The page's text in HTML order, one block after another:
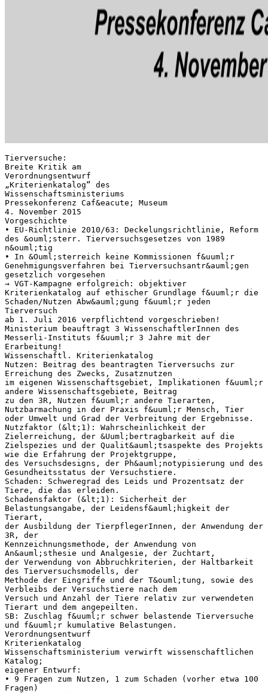
Tierversuche:
Breite Kritik am
Verordnungsentwurf
„Kriterienkatalog“ des
Wissenschaftsministeriums
Pressekonferenz Caf&eacute; Museum
4. November 2015
Vorgeschichte
• EU-Richtlinie 2010/63: Deckelungsrichtlinie, Reform
des &ouml;sterr. Tierversuchsgesetzes von 1989
n&ouml;tig
• In &Ouml;sterreich keine Kommissionen f&uuml;r
Genehmigungsverfahren bei Tierversuchsantr&auml;gen
gesetzlich vorgesehen
→ VGT-Kampagne erfolgreich: objektiver
Kriterienkatalog auf ethischer Grundlage f&uuml;r die
Schaden/Nutzen Abw&auml;gung f&uuml;r jeden
Tierversuch
ab 1. Juli 2016 verpflichtend vorgeschrieben!
Ministerium beauftragt 3 WissenschaftlerInnen des
Messerli-Instituts f&uuml;r 3 Jahre mit der
Erarbeitung!
Wissenschaftl. Kriterienkatalog
Nutzen: Beitrag des beantragten Tierversuchs zur
Erreichung des Zwecks, Zusatznutzen
im eigenen Wissenschaftsgebiet, Implikationen f&uuml;r
andere Wissenschaftsgebiete, Beitrag
zu den 3R, Nutzen f&uuml;r andere Tierarten,
Nutzbarmachung in der Praxis f&uuml;r Mensch, Tier
oder Umwelt und Grad der Verbreitung der Ergebnisse.
Nutzfaktor (&lt;1): Wahrscheinlichkeit der
Zielerreichung, der &Uuml;bertragbarkeit auf die
Zielspezies und der Qualit&auml;tsaspekte des Projekts
wie die Erfahrung der Projektgruppe,
des Versuchsdesigns, der Ph&auml;notypisierung und des
Gesundheitsstatus der Versuchstiere.
Schaden: Schweregrad des Leids und Prozentsatz der
Tiere, die das erleiden.
Schadensfaktor (&lt;1): Sicherheit der
Belastungsangabe, der Leidensf&auml;higkeit der
Tierart,
der Ausbildung der TierpflegerInnen, der Anwendung der
3R, der
Kennzeichnungsmethode, der Anwendung von
An&auml;sthesie und Analgesie, der Zuchtart,
der Verwendung von Abbruchkriterien, der Haltbarkeit
des Tierversuchsmodells, der
Methode der Eingriffe und der T&ouml;tung, sowie des
Verbleibs der Versuchstiere nach dem
Versuch und Anzahl der Tiere relativ zur verwendeten
Tierart und dem angepeilten.
SB: Zuschlag f&uuml;r schwer belastende Tierversuche
und f&uuml;r kumulative Belastungen.
Verordnungsentwurf
Kriterienkatalog
Wissenschaftsministerium verwirft wissenschaftlichen
Katalog;
eigener Entwurf:
• 9 Fragen zum Nutzen, 1 zum Schaden (vorher etwa 100
Fragen)